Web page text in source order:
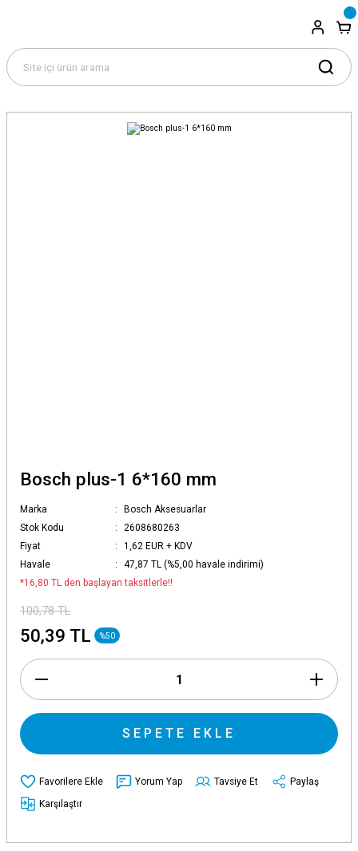
Bosch plus-1 6*160 mm
Marka
Bosch Aksesuarlar
Stok Kodu
2608680263
Fiyat
1,62 EUR + KDV
Havale
47,87 TL (%5,00 havale indirimi)
*16,80 TL den başlayan taksitlerle!!
100,78 TL
50,39 TL %50
SEPETE EKLE
Yorum Yap Tavsiye Et
Paylaş
Karşılaştır